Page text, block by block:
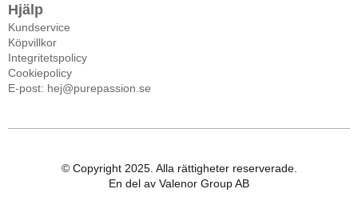
Hjälp
Kundservice
Köpvillkor
Integritetspolicy
Cookiepolicy
E-post: hej@purepassion.se
© Copyright 2025. Alla rättigheter reserverade.
En del av Valenor Group AB